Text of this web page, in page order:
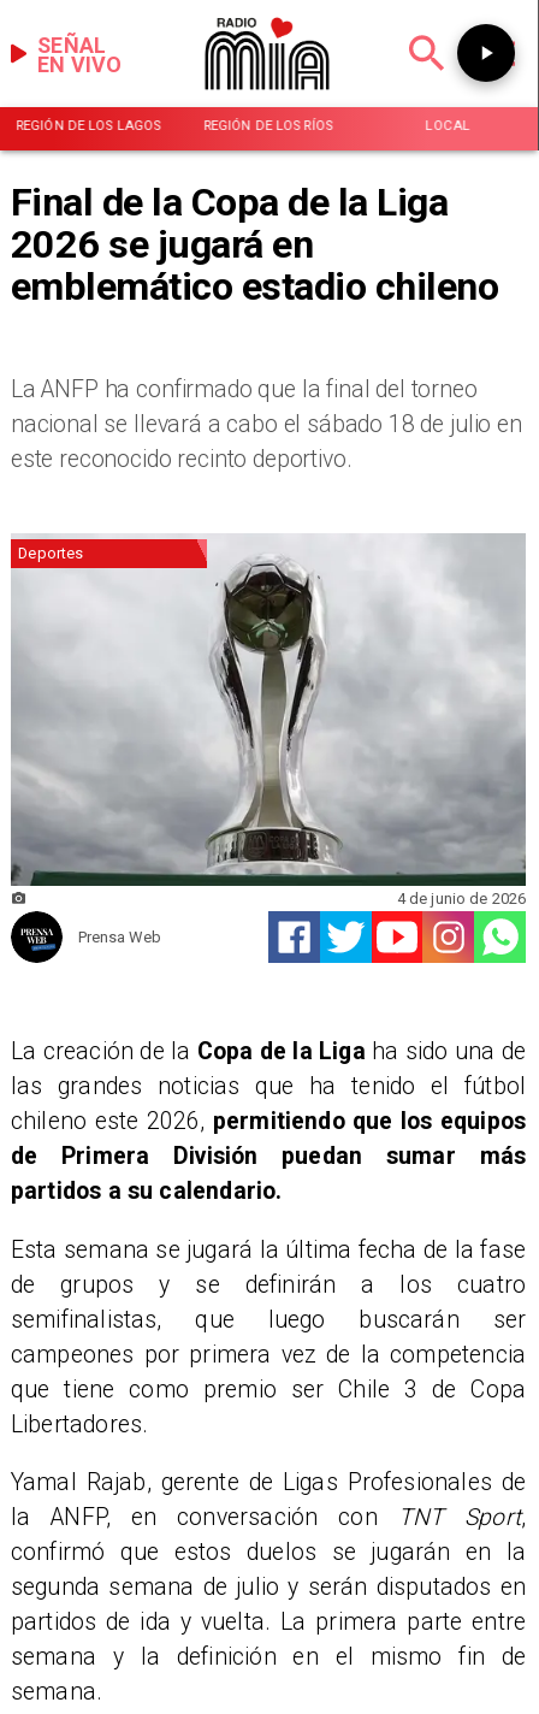
EN VIVO
SEÑAL
REGIÓN DE LOS LAGOS REGIÓN DE LOS RÍOS LOCAL
Final de la Copa de la Liga
2026 se jugará en
emblemático estadio chileno
La ANFP ha confirmado que la final del torneo
nacional se llevará a cabo el sábado 18 de julio en
este reconocido recinto deportivo.
Deportes
Prensa Web
4 de junio de 2026
La creación de la Copa de la Liga ha sido una de
las grandes noticias que ha tenido el fútbol
chileno este 2026, permitiendo que los equipos
de Primera División puedan sumar más
partidos a su calendario.
Esta semana se jugará la última fecha de la fase
de grupos y se definirán a los cuatro
semifinalistas, que luego buscarán ser
campeones por primera vez de la competencia
que tiene como premio ser Chile 3 de Copa
Libertadores.
Yamal Rajab, gerente de Ligas Profesionales de
la ANFP, en conversación con
TNT Sport,
confirmó que estos duelos se jugarán en la
segunda semana de julio y serán disputados en
partidos de ida y vuelta. La primera parte entre
semana y la definición en el mismo fin de
semana.